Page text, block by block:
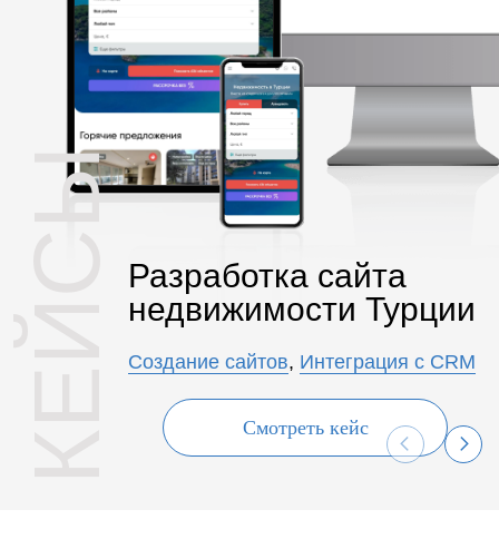
Разработка сайта
недвижимости Турции
Создание сайтов, Интеграция с CRM
Смотреть кейс